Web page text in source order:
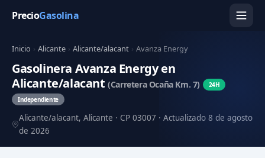
PrecioGasolina
Inicio › Alicante › Alicante/alacant › Avanza Energy
Gasolinera Avanza Energy en
Alicante/alacant(Carretera Ocaña Km. 7)
24H
Independiente
Alicante/alacant, Alicante · CP 03007 · Actualizado 8 de agosto
de 2026